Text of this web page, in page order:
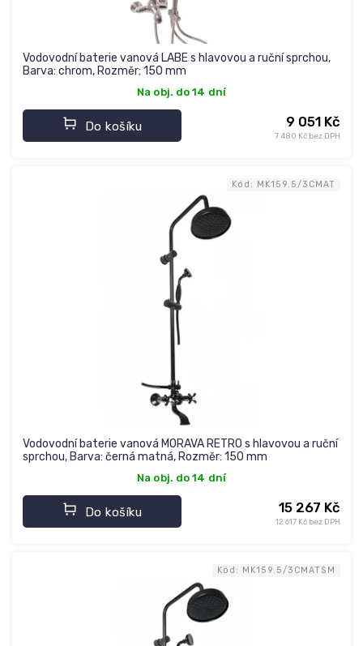
Vodovodní baterie vanová LABE s hlavovou a ruční sprchou,
Barva: chrom, Rozměr: 150 mm
Na obj. do 14 dní
7 480 Kč bez DPH
9 051 Kč
Do košíku
Vodovodní baterie vanová MORAVA RETRO s hlavovou a ruční
sprchou, Barva: černá matná, Rozměr: 150 mm
Na obj. do 14 dní
12 617 Kč bez DPH
15 267 Kč
Do košíku
Kód: MK159.5/3CMAT
Kód: MK159.5/3CMATSM